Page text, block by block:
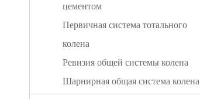
цементом
Первичная система тотального
колена
Ревизия общей системы колена
Шарнирная общая система колена